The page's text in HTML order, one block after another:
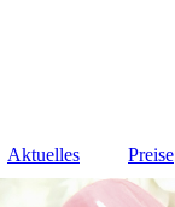
Aktuelles Preise